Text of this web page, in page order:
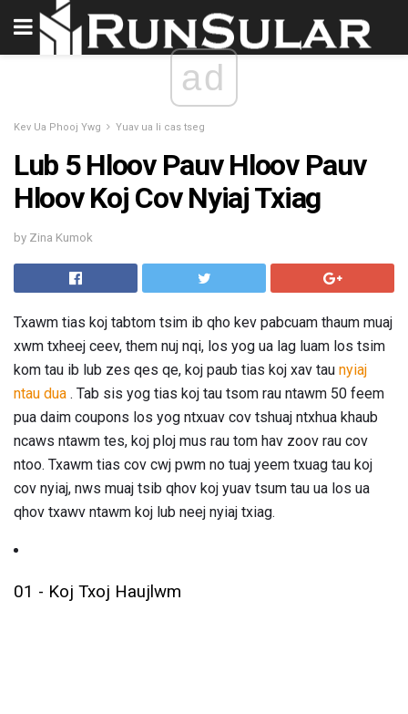
ad
Kev Ua Phooj Ywg Yuav ua li cas tseg
Lub 5 Hloov Pauv Hloov Pauv
Hloov Koj Cov Nyiaj Txiag
by Zina Kumok
Txawm tias koj tabtom tsim ib qho kev pabcuam thaum muaj
xwm txheej ceev, them nuj nqi, los yog ua lag luam los tsim
kom tau ib lub zes qes qe, koj paub tias koj xav tau nyiaj
ntau dua . Tab sis yog tias koj tau tsom rau ntawm 50 feem
pua ​​daim coupons los yog ntxuav cov tshuaj ntxhua khaub
ncaws ntawm tes, koj ploj mus rau tom hav zoov rau cov
ntoo. Txawm tias cov cwj pwm no tuaj yeem txuag tau koj
cov nyiaj, nws muaj tsib qhov koj yuav tsum tau ua los ua
qhov txawv ntawm koj lub neej nyiaj txiag.
01 - Koj Txoj Haujlwm